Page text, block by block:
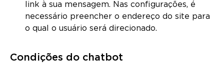
link à sua mensagem. Nas configurações, é
necessário preencher o endereço do site para
o qual o usuário será direcionado.
Condições do chatbot